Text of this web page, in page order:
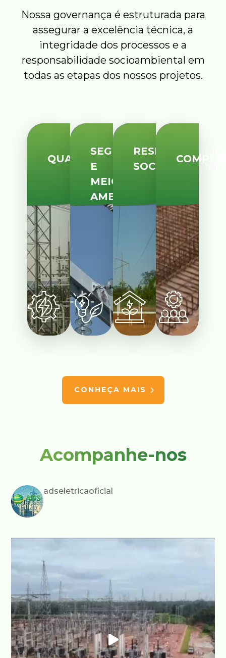
Nossa governança é estruturada para
assegurar a excelência técnica, a
integridade dos processos e a
responsabilidade socioambiental em
todas as etapas dos nossos projetos.
QUALIDADE
SEGURANÇA
E
MEIO
AMBIENTE
CONHEÇA MAIS
Acompanhe-nos
adseletricaoficial